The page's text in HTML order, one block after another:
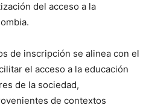
del acceso a la
de inscripción se alinea con el
el acceso a la educación
de la sociedad,
de contextos